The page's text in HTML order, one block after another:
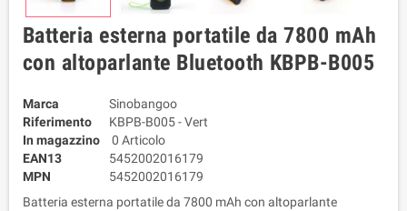
Batteria esterna portatile da 7800 mAh
con altoparlante Bluetooth KBPB-B005
Marca
Sinobangoo
Riferimento
KBPB-B005 - Vert
In magazzino
0 Articolo
EAN13
5452002016179
MPN
5452002016179
Batteria esterna portatile da 7800 mAh con altoparlante